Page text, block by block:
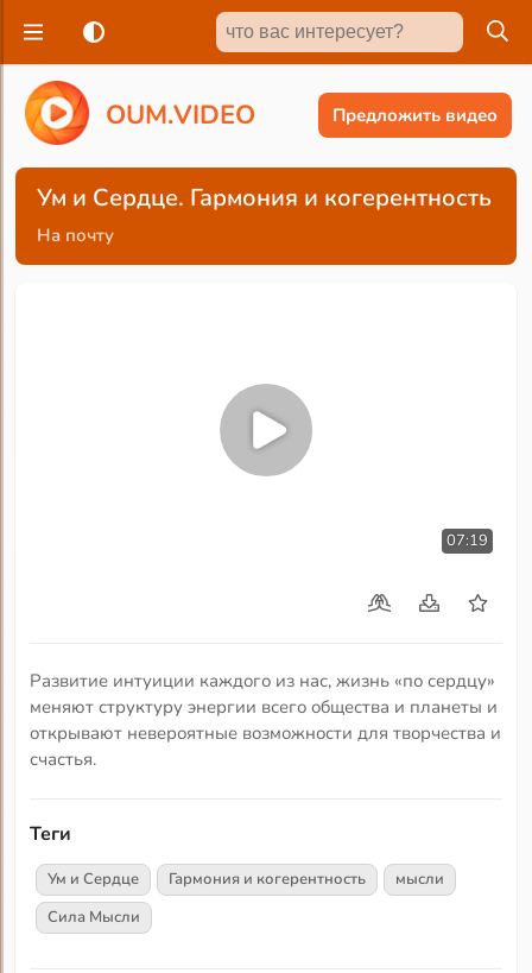
OUM.VIDEO Предложить видео
Ум и Сердце. Гармония и когерентность
На почту
07:19
Развитие интуиции каждого из нас, жизнь «по сердцу»
меняют структуру энергии всего общества и планеты и
открывают невероятные возможности для творчества и
счастья.
Теги
Ум и Сердце Гармония и когерентность
мысли
Сила Мысли